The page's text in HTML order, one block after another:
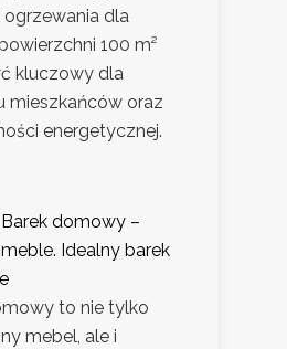
dla
100 m²
kluczowy dla
mieszkańców oraz
energetycznej.
Barek domowy –
meble. Idealny barek
to nie tylko
mebel, ale i